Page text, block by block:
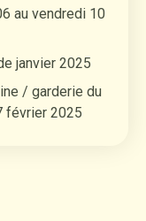
au vendredi 10
janvier 2025
/ garderie du
février 2025